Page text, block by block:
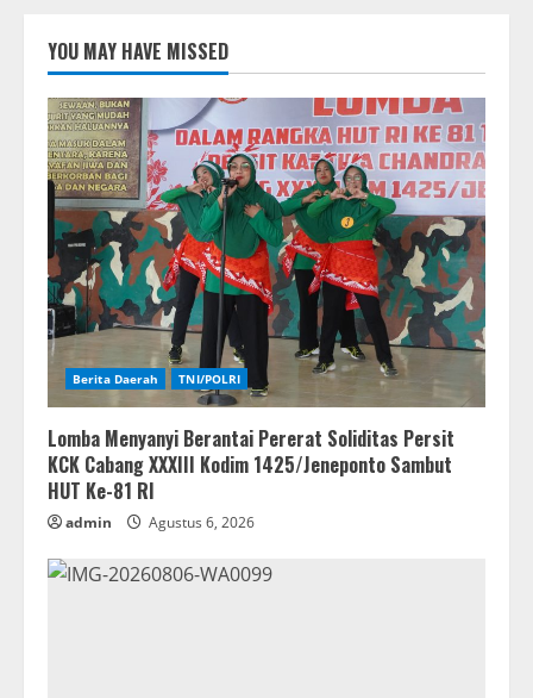
YOU MAY HAVE MISSED
Berita Daerah TNI/POLRI
Lomba Menyanyi Berantai Pererat Soliditas Persit
KCK Cabang XXXIII Kodim 1425/Jeneponto Sambut
HUT Ke-81 RI
admin Agustus 6, 2026